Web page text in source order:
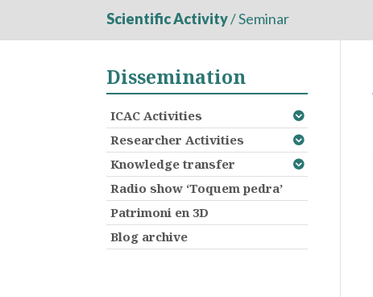
Scientific Activity/Seminar
Dissemination
ICAC Activities
Researcher Activities
Knowledge transfer
Radio show ‘Toquem pedra’
Patrimoni en 3D
Blog archive